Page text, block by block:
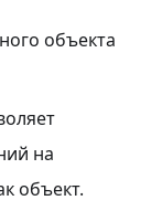
объекта
на
объект.